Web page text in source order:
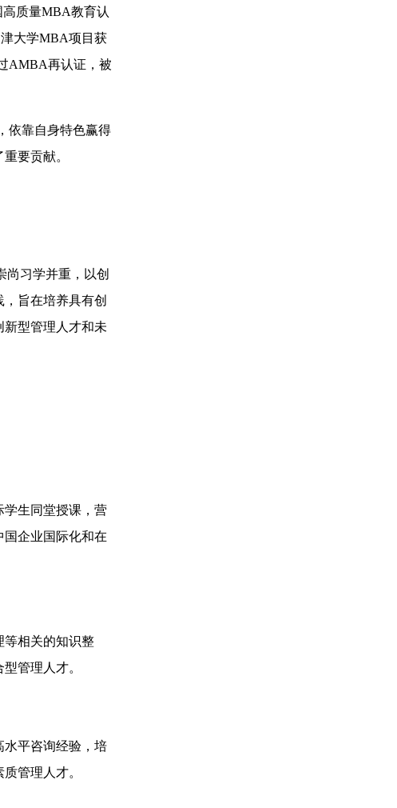
质量MBA教育认
大学MBA项目获
AMBA再认证，被
依靠自身特色赢得
要贡献。
尚习学并重，以创
旨在培养具有创
型管理人才和未
学生同堂授课，营
企业国际化和在
等相关的知识整
管理人才。
水平咨询经验，培
管理人才。